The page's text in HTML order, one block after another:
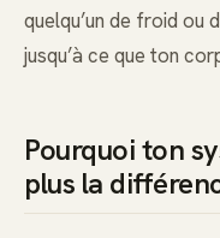
quelqu’un de froid ou
jusqu’à ce que ton
Pourquoi ton
plus la